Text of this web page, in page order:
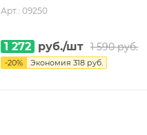
Арт.: 09250
1 272 руб./шт 1 590руб.
-20% Экономия318 руб.